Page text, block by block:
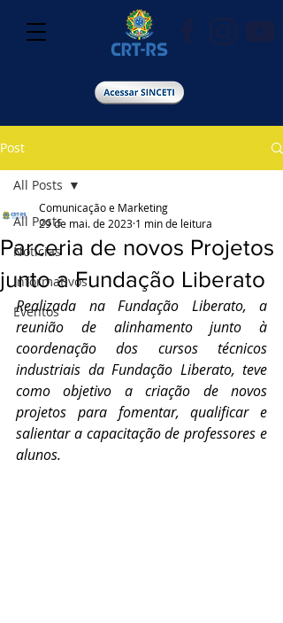
Post
All Posts
Notícias
Informativos
Eventos
All Posts
Parceria de novos Projetos
junto a Fundação Liberato
Comunicação e Marketing
29 de mai. de 2023 1 min de leitura
Realizada na Fundação Liberato, a
reunião de alinhamento junto à
coordenação dos cursos técnicos
industriais da Fundação Liberato, teve
como objetivo a criação de novos
projetos para fomentar, qualificar e
salientar a capacitação de professores e
alunos.